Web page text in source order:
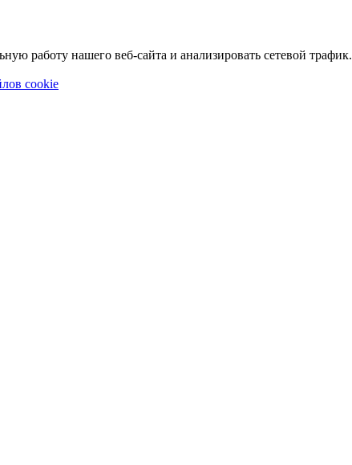
работу нашего веб-сайта и анализировать сетевой трафик.
cookie